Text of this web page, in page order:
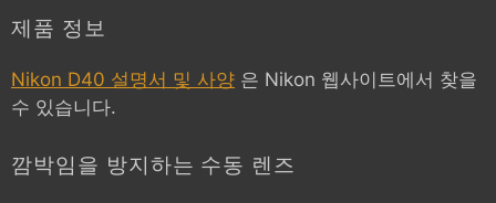
제품 정보
Nikon D40 설명서 및 사양 은 Nikon 웹사이트에서 찾을
수 있습니다.
깜박임을 방지하는 수동 렌즈